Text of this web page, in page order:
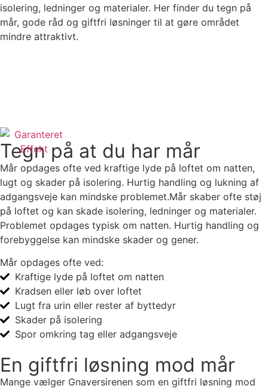
isolering, ledninger og materialer. Her finder du tegn på
mår, gode råd og giftfri løsninger til at gøre området
mindre attraktivt.
Tegn på at du har mår
Mår opdages ofte ved kraftige lyde på loftet om natten,
lugt og skader på isolering. Hurtig handling og lukning af
adgangsveje kan mindske problemet.Mår skaber ofte støj
på loftet og kan skade isolering, ledninger og materialer.
Problemet opdages typisk om natten. Hurtig handling og
forebyggelse kan mindske skader og gener.
Mår opdages ofte ved:
Kraftige lyde på loftet om natten
Kradsen eller løb over loftet
Lugt fra urin eller rester af byttedyr
Skader på isolering
Spor omkring tag eller adgangsveje
En giftfri løsning mod mår
Mange vælger Gnaversirenen som en giftfri løsning mod